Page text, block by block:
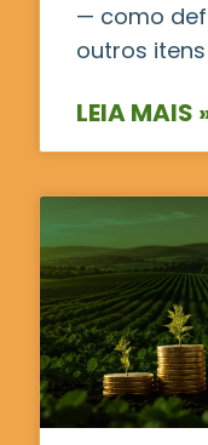
— como
outros
LEIA MAIS